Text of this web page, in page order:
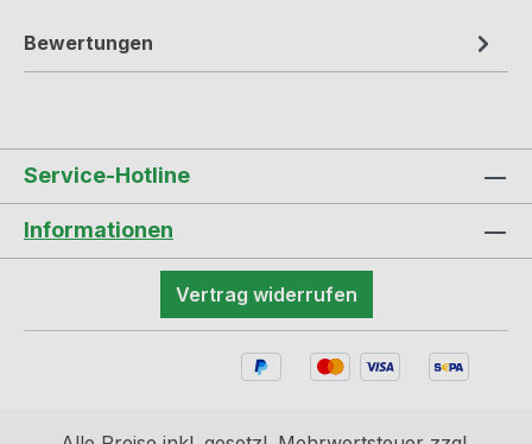
Bewertungen
Service-Hotline
Informationen
Vertrag widerrufen